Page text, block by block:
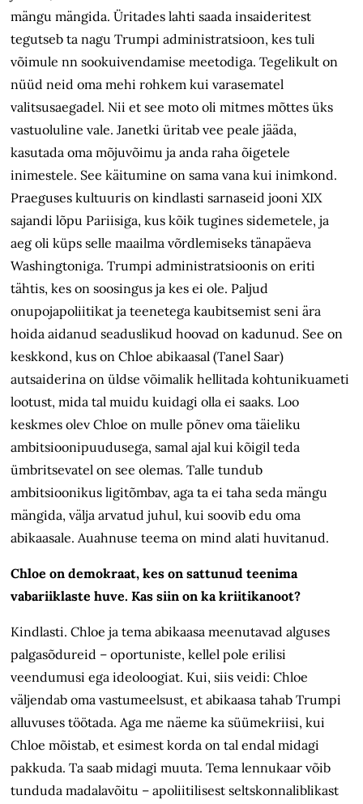
mängu mängida. Üritades lahti saada insaideritest
tegutseb ta nagu Trumpi administratsioon, kes tuli
võimule nn sookuivendamise meetodiga. Tegelikult on
nüüd neid oma mehi rohkem kui varasematel
valitsusaegadel. Nii et see moto oli mitmes mõttes üks
vastuoluline vale. Janetki üritab vee peale jääda,
kasutada oma mõjuvõimu ja anda raha õigetele
inimestele. See käitumine on sama vana kui inimkond.
Praeguses kultuuris on kindlasti sarnaseid jooni XIX
sajandi lõpu Pariisiga, kus kõik tugines sidemetele, ja
aeg oli küps selle maailma võrdlemiseks tänapäeva
Washingtoniga. Trumpi administratsioonis on eriti
tähtis, kes on soosingus ja kes ei ole. Paljud
onupojapoliitikat ja teenetega kaubitsemist seni ära
hoida aidanud seaduslikud hoovad on kadunud. See on
keskkond, kus on Chloe abikaasal (Tanel Saar)
autsaiderina on üldse võimalik hellitada kohtunikuameti
lootust, mida tal muidu kuidagi olla ei saaks. Loo
keskmes olev Chloe on mulle põnev oma täieliku
ambitsioonipuudusega, samal ajal kui kõigil teda
ümbritsevatel on see olemas. Talle tundub
ambitsioonikus ligitõmbav, aga ta ei taha seda mängu
mängida, välja arvatud juhul, kui soovib edu oma
abikaasale. Auahnuse teema on mind alati huvitanud.
Chloe on demokraat, kes on sattunud teenima
vabariiklaste huve. Kas siin on ka kriitikanoot?
Kindlasti. Chloe ja tema abikaasa meenutavad alguses
palgasõdureid – oportuniste, kellel pole erilisi
veendumusi ega ideoloogiat. Kui, siis veidi: Chloe
väljendab oma vastumeelsust, et abikaasa tahab Trumpi
alluvuses töötada. Aga me näeme ka süümekriisi, kui
Chloe mõistab, et esimest korda on tal endal midagi
pakkuda. Ta saab midagi muuta. Tema lennukaar võib
tunduda madalavõitu – apoliitilisest seltskonnaliblikast